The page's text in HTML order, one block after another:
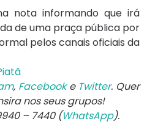
nota informando que irá
de uma praça pública por
pelos canais oficiais da
, Facebooke Twitter. Quer
nos seus grupos!
– 7440 (WhatsApp).